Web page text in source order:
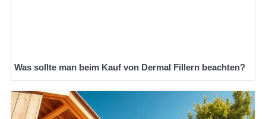
Was sollte man beim Kauf von Dermal Fillern beachten?